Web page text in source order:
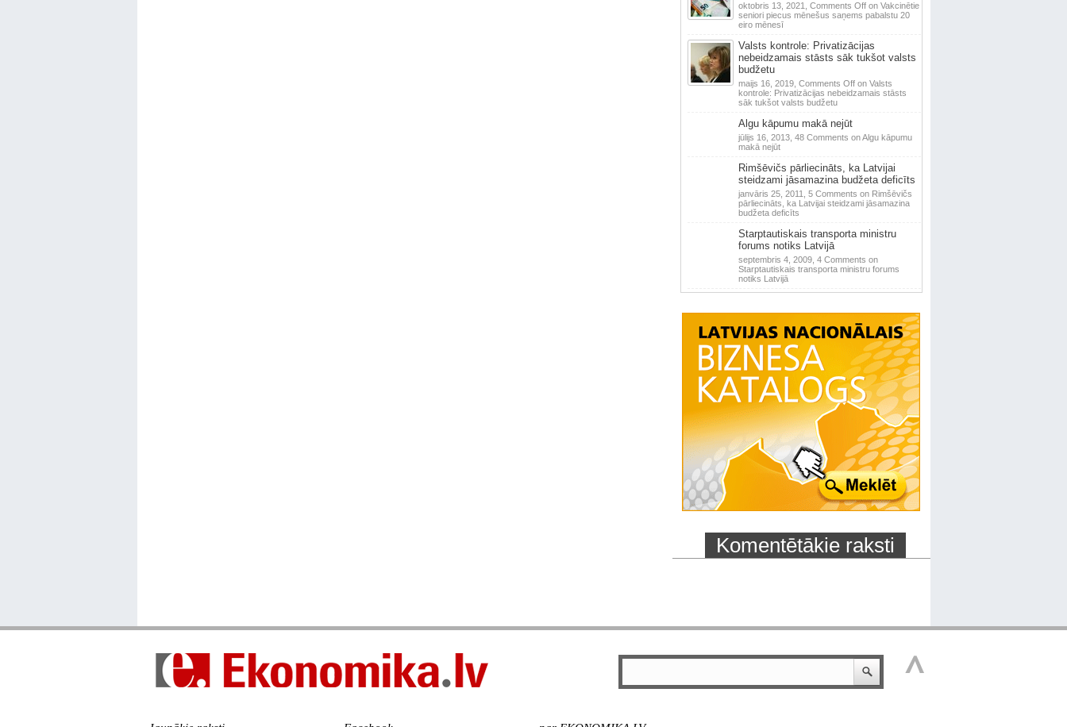
oktobris 13, 2021, Comments Offon Vakcinētie
seniori piecus mēnešus saņems pabalstu 20
eiro mēnesī
Valsts kontrole: Privatizācijas
nebeidzamais stāsts sāk tukšot valsts
budžetu
maijs 16, 2019, Comments Offon Valsts
kontrole: Privatizācijas nebeidzamais stāsts
sāk tukšot valsts budžetu
Algu kāpumu makā nejūt
jūlijs 16, 2013, 48 Comments on Algu kāpumu
makā nejūt
Rimšēvičs pārliecināts, ka Latvijai
steidzami jāsamazina budžeta deficīts
janvāris 25, 2011, 5 Comments on Rimšēvičs
pārliecināts, ka Latvijai steidzami jāsamazina
budžeta deficīts
Starptautiskais transporta ministru
forums notiks Latvijā
septembris 4, 2009, 4 Comments on
Starptautiskais transporta ministru forums
notiks Latvijā
Komentētākie raksti